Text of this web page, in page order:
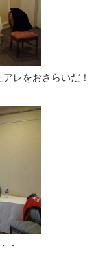
レをおさらいだ！
・